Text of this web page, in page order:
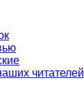
читателей